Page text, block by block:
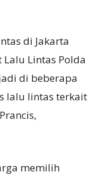
di Jakarta
Lintas Polda
di beberapa
lalu lintas terkait
memilih